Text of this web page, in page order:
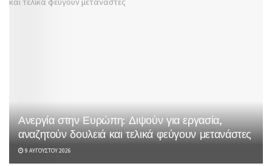
Ανεργία στην Ευρώπη: Διψούν για εργασία,
αναζητούν δουλειά και τελικά φεύγουν μετανάστες
9 ΑΥΓΟΎΣΤΟΥ 2026